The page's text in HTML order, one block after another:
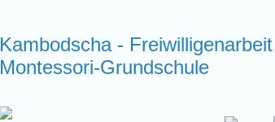
Kambodscha -
Montessori-Grundschule